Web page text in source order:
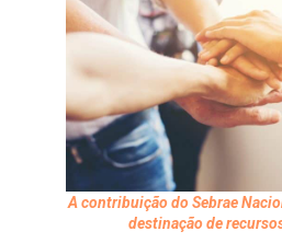
A contribuição do Sebrae
destinação de